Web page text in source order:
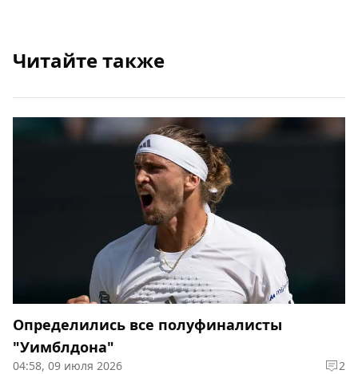
Читайте также
Определились все полуфиналисты
"Уимблдона"
04:58, 09 июля 2026 2